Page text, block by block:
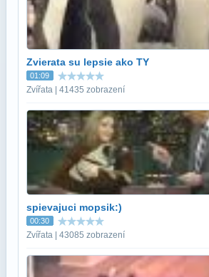
Zvierata su lepsie ako TY
01:09
Zvířata | 41435 zobrazení
spievajuci mopsik:)
00:30
Zvířata | 43085 zobrazení